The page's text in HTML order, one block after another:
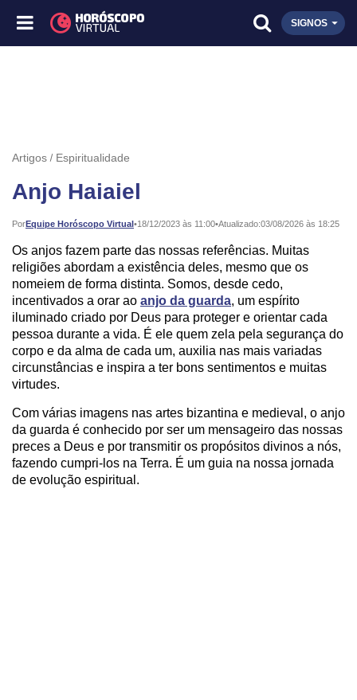
SIGNOS
Artigos Espiritualidade
Anjo Haiaiel
PorEquipe Horóscopo Virtual•
Publicado: 18/12/2023 às 11:00•Atualizado:03/08/2026 às 18:25
Os anjos fazem parte das nossas referências. Muitas
religiões abordam a existência deles, mesmo que os
nomeiem de forma distinta. Somos, desde cedo,
incentivados a orar ao anjo da guarda, um espírito
iluminado criado por Deus para proteger e orientar cada
pessoa durante a vida. É ele quem zela pela segurança do
corpo e da alma de cada um, auxilia nas mais variadas
circunstâncias e inspira a ter bons sentimentos e muitas
virtudes.
Com várias imagens nas artes bizantina e medieval, o anjo
da guarda é conhecido por ser um mensageiro das nossas
preces a Deus e por transmitir os propósitos divinos a nós,
fazendo cumpri-los na Terra. É um guia na nossa jornada
de evolução espiritual.